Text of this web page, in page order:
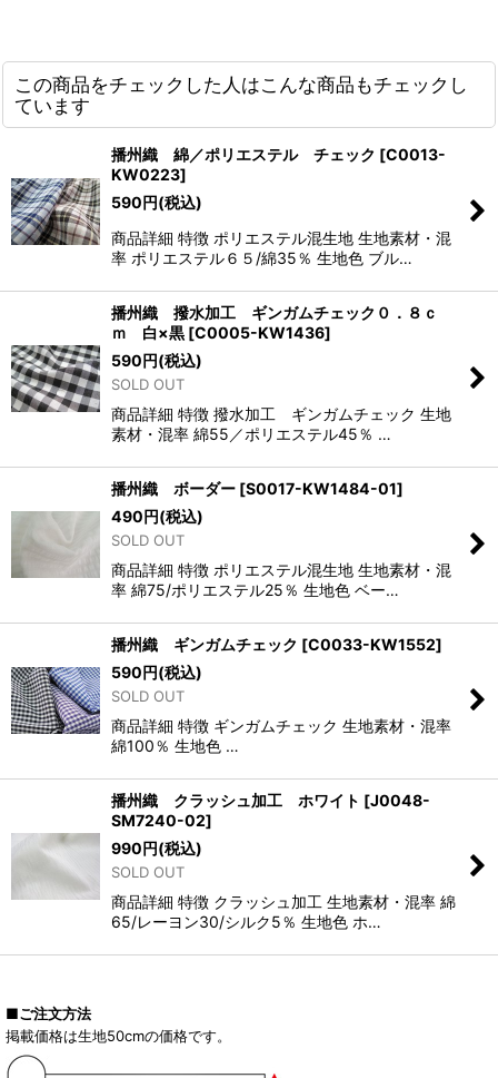
この商品をチェックした人はこんな商品もチェックし
ています
播州織 綿／ポリエステル チェック [C0013-
KW0223]
590円(税込)
商品詳細 特徴 ポリエステル混生地 生地素材・混
率 ポリエステル６５/綿35％ 生地色 ブル…
播州織 撥水加工 ギンガムチェック０．８ｃ
ｍ 白×黒 [C0005-KW1436]
590円(税込)
SOLD OUT
商品詳細 特徴 撥水加工 ギンガムチェック 生地
素材・混率 綿55／ポリエステル45％ …
播州織 ボーダー [S0017-KW1484-01]
490円(税込)
SOLD OUT
商品詳細 特徴 ポリエステル混生地 生地素材・混
率 綿75/ポリエステル25％ 生地色 ベー…
播州織 ギンガムチェック [C0033-KW1552]
590円(税込)
SOLD OUT
商品詳細 特徴 ギンガムチェック 生地素材・混率
綿100％ 生地色 …
播州織 クラッシュ加工 ホワイト [J0048-
SM7240-02]
990円(税込)
SOLD OUT
商品詳細 特徴 クラッシュ加工 生地素材・混率 綿
65/レーヨン30/シルク5％ 生地色 ホ…
■ご注文方法
掲載価格は生地50cmの価格です。